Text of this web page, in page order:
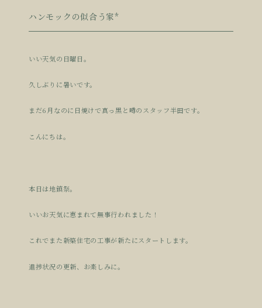
ハンモックの似合う家*
いい天気の日曜日。
久しぶりに暑いです。
まだ6月なのに日焼けで真っ黒と噂のスタッフ半田です。
こんにちは。
本日は地鎮祭。
いいお天気に恵まれて無事行われました！
これでまた新築住宅の工事が新たにスタートします。
進捗状況の更新、お楽しみに。